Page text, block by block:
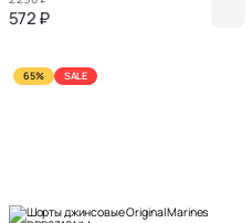
572 ₽
65% SALE